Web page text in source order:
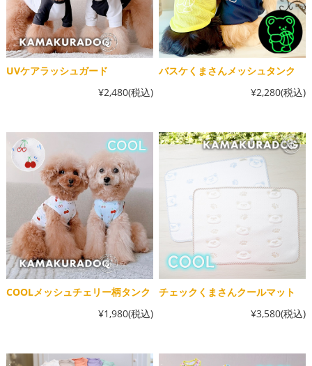
UVケアラッシュガード
¥2,480(税込)
バスケくまさんメッシュタンク
¥2,280(税込)
COOLメッシュチェリー柄タンク
¥1,980(税込)
チェックくまさんクールマット
¥3,580(税込)